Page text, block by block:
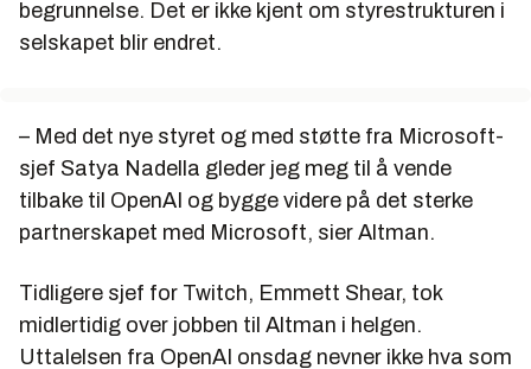
begrunnelse. Det er ikke kjent om styrestrukturen i
selskapet blir endret.
– Med det nye styret og med støtte fra Microsoft-
sjef Satya Nadella gleder jeg meg til å vende
tilbake til OpenAI og bygge videre på det sterke
partnerskapet med Microsoft, sier Altman.
Tidligere sjef for Twitch, Emmett Shear, tok
midlertidig over jobben til Altman i helgen.
Uttalelsen fra OpenAI onsdag nevner ikke hva som